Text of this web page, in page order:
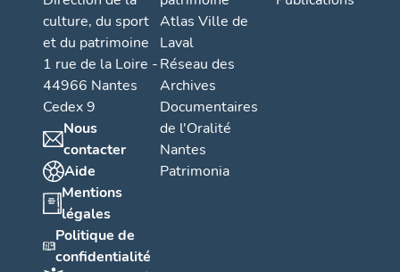
culture, du sport
et du patrimoine
1 rue de la Loire -
44966 Nantes
Cedex 9
Nous
contacter
Aide
Mentions
légales
Politique de
confidentialité
Atlas Ville de
Laval
Réseau des
Archives
Documentaires
de l'Oralité
Nantes
Patrimonia